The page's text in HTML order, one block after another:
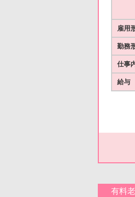
雇用
勤務
仕事
給与
有料